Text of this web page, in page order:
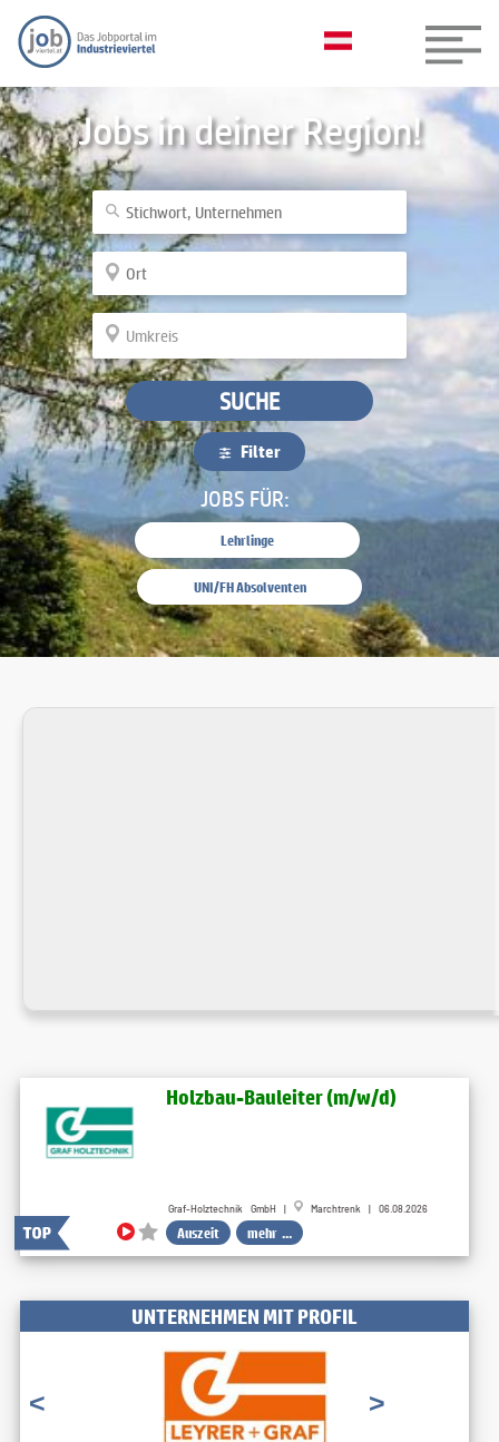
Jobs in deiner Region!
SUCHE
Filter
JOBS FÜR:
Lehrlinge
UNI/FH Absolventen
Holzbau-Bauleiter (m/w/d)
Graf-Holztechnik GmbH | Marchtrenk | 06.08.2026
Auszeit mehr ...
UNTERNEHMEN MIT PROFIL
< >